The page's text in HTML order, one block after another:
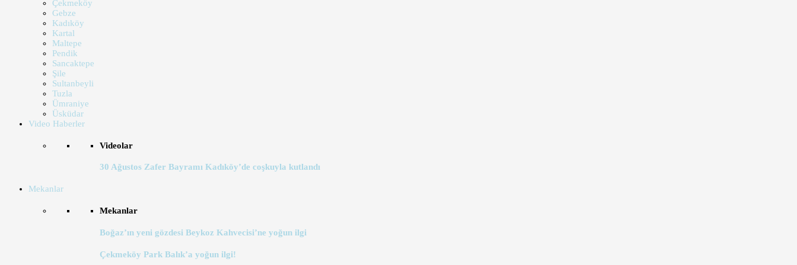
Çekmeköy
Gebze
Kadıköy
Kartal
Maltepe
Pendik
Sancaktepe
Şile
Sultanbeyli
Tuzla
Ümraniye
Üsküdar
Video Haberler
Videolar
30 Ağustos Zafer Bayramı Kadıköy’de coşkuyla kutlandı
Mekanlar
Mekanlar
Boğaz’ın yeni gözdesi Beykoz Kahvecisi’ne yoğun ilgi
Çekmeköy Park Balık’a yoğun ilgi!